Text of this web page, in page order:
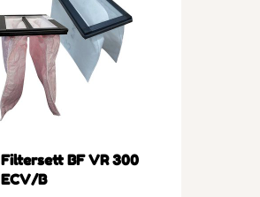
Filtersett BF VR 300
ECV/B